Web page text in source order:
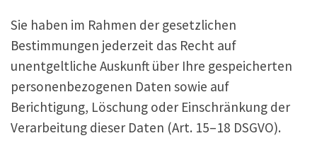
Sie haben im Rahmen der gesetzlichen
Bestimmungen jederzeit das Recht auf
unentgeltliche Auskunft über Ihre gespeicherten
personenbezogenen Daten sowie auf
Berichtigung, Löschung oder Einschränkung der
Verarbeitung dieser Daten (Art. 15–18 DSGVO).